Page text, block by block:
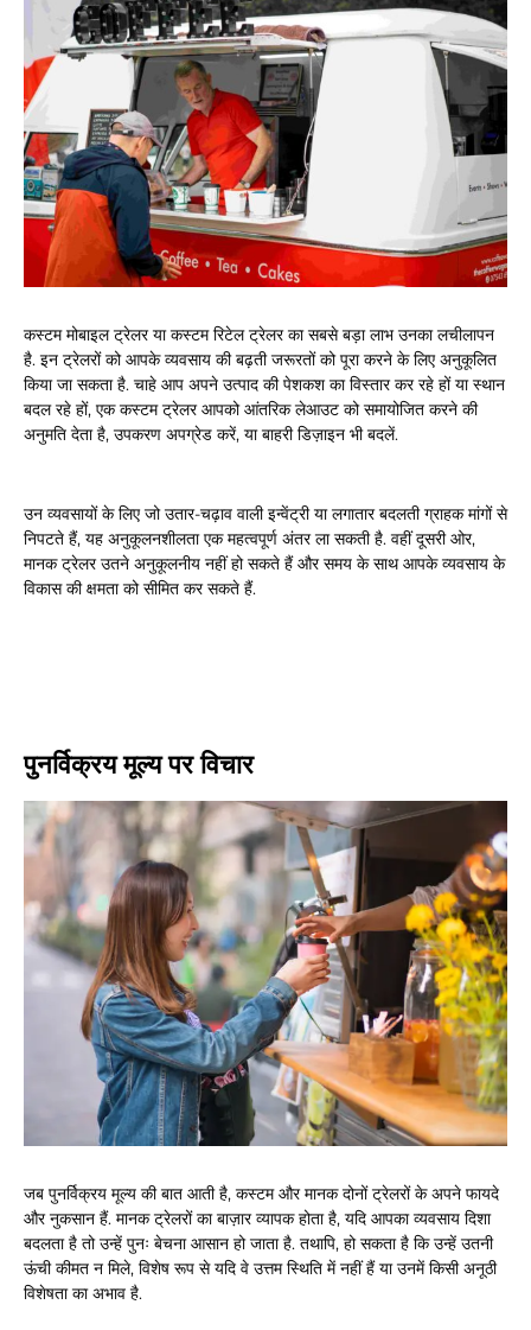
कस्टम मोबाइल ट्रेलर या कस्टम रिटेल ट्रेलर का सबसे बड़ा लाभ उनका लचीलापन
है. इन ट्रेलरों को आपके व्यवसाय की बढ़ती जरूरतों को पूरा करने के लिए अनुकूलित
किया जा सकता है. चाहे आप अपने उत्पाद की पेशकश का विस्तार कर रहे हों या स्थान
बदल रहे हों, एक कस्टम ट्रेलर आपको आंतरिक लेआउट को समायोजित करने की
अनुमति देता है, उपकरण अपग्रेड करें, या बाहरी डिज़ाइन भी बदलें.
उन व्यवसायों के लिए जो उतार-चढ़ाव वाली इन्वेंट्री या लगातार बदलती ग्राहक मांगों से
निपटते हैं, यह अनुकूलनशीलता एक महत्वपूर्ण अंतर ला सकती है. वहीं दूसरी ओर,
मानक ट्रेलर उतने अनुकूलनीय नहीं हो सकते हैं और समय के साथ आपके व्यवसाय के
विकास की क्षमता को सीमित कर सकते हैं.
पुनर्विक्रय मूल्य पर विचार
जब पुनर्विक्रय मूल्य की बात आती है, कस्टम और मानक दोनों ट्रेलरों के अपने फायदे
और नुकसान हैं. मानक ट्रेलरों का बाज़ार व्यापक होता है, यदि आपका व्यवसाय दिशा
बदलता है तो उन्हें पुनः बेचना आसान हो जाता है. तथापि, हो सकता है कि उन्हें उतनी
ऊंची कीमत न मिले, विशेष रूप से यदि वे उत्तम स्थिति में नहीं हैं या उनमें किसी अनूठी
विशेषता का अभाव है.